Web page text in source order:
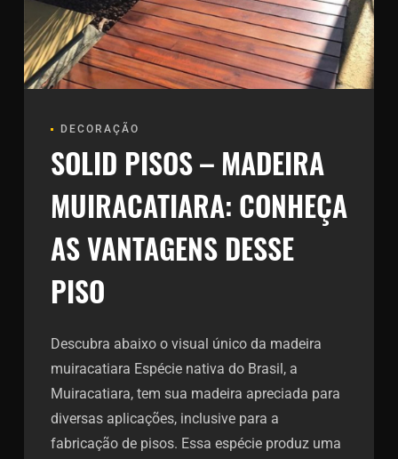
DECORAÇÃO
SOLID PISOS – MADEIRA
MUIRACATIARA: CONHEÇA
AS VANTAGENS DESSE
PISO
Descubra abaixo o visual único da madeira
muiracatiara Espécie nativa do Brasil, a
Muiracatiara, tem sua madeira apreciada para
diversas aplicações, inclusive para a
fabricação de pisos. Essa espécie produz uma